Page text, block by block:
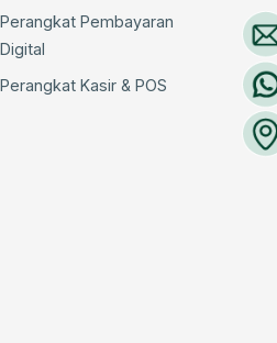
Perangkat Pembayaran
Digital
Perangkat Kasir & POS